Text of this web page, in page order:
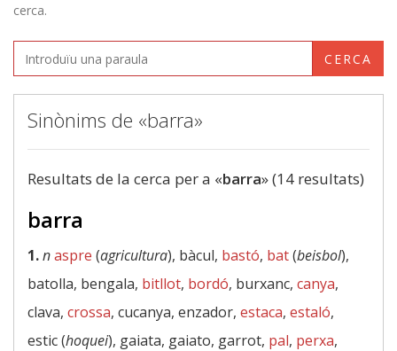
cerca.
CERCA
Sinònims de «barra»
Resultats de la cerca per a «barra» (14 resultats)
barra
1.naspre (agricultura), bàcul, bastó, bat(beisbol),
batolla, bengala, bitllot, bordó, burxanc, canya,
clava, crossa, cucanya, enzador, estaca, estaló,
estic (hoquei), gaiata, gaiato, garrot, pal, perxa,